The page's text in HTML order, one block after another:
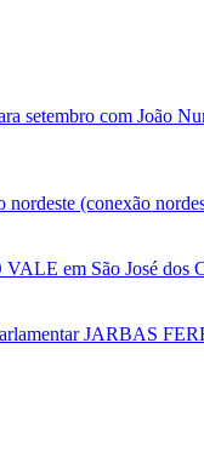
setembro com João
(conexão
em São José dos
JARBAS